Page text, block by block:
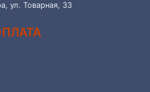
ул. Товарная, 33